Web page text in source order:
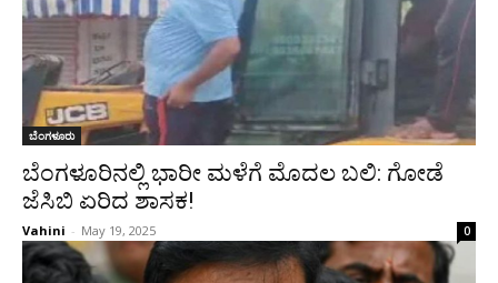
ಬೆಂಗಳೂರು
ಬೆಂಗಳೂರಿನಲ್ಲಿ ಭಾರೀ ಮಳೆಗೆ ಮೊದಲ ಬಲಿ: ಗೋಡೆ
ಜೆಸಿಬಿ ಏರಿದ ಶಾಸಕ!
Vahini - May 19, 2025 0